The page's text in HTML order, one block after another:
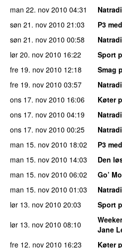
man 22. nov 2010 04:31
søn 21. nov 2010 21:03
P3
søn 21. nov 2010 00:58
lør 20. nov 2010 16:22
Sport
fre 19. nov 2010 12:18
Smag
fre 19. nov 2010 03:57
ons 17. nov 2010 16:06
Køter
ons 17. nov 2010 04:19
ons 17. nov 2010 00:25
man 15. nov 2010 18:02
P3
man 15. nov 2010 14:03
Den
man 15. nov 2010 06:02
Go’
man 15. nov 2010 01:03
lør 13. nov 2010 20:03
Sport
lør 13. nov 2010 08:10
Jane
fre 12. nov 2010 16:23
Køter